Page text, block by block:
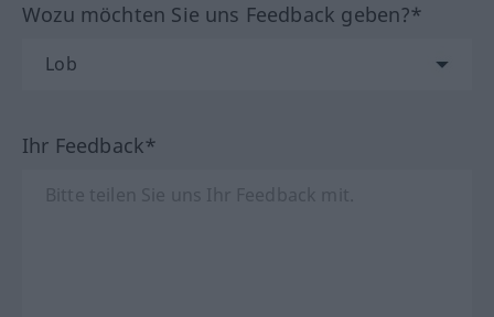
Wozu möchten Sie uns Feedback geben?*
Ihr Feedback*